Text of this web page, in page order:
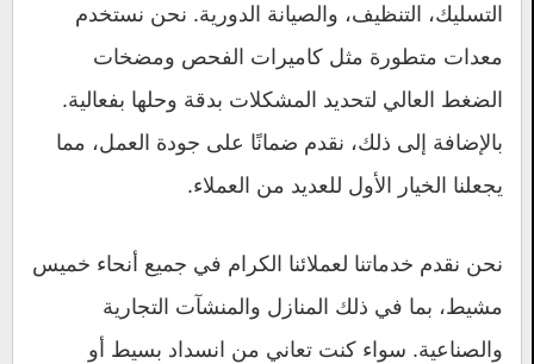
التسليك، التنظيف، والصيانة الدورية. نحن نستخدم
معدات متطورة مثل كاميرات الفحص ومضخات
الضغط العالي لتحديد المشكلات بدقة وحلها بفعالية.
بالإضافة إلى ذلك، نقدم ضمانًا على جودة العمل، مما
يجعلنا الخيار الأول للعديد من العملاء.
نحن نقدم خدماتنا لعملائنا الكرام في جميع أنحاء خميس
مشيط، بما في ذلك المنازل والمنشآت التجارية
والصناعية. سواء كنت تعاني من انسداد بسيط أو